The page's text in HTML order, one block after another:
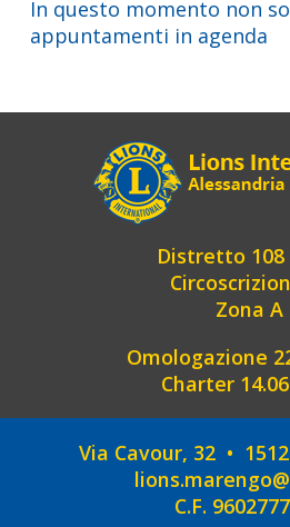
In questo momento non
appuntamenti in agenda
Distretto
Zona A
Omologazione
Charter
Via Cavour, 32 •
C.F.